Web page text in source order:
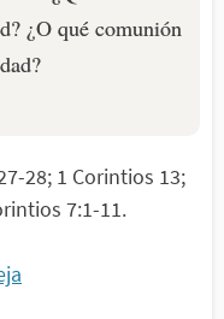
¿O qué comunión
28; 1 Corintios 13;
7:1-11.